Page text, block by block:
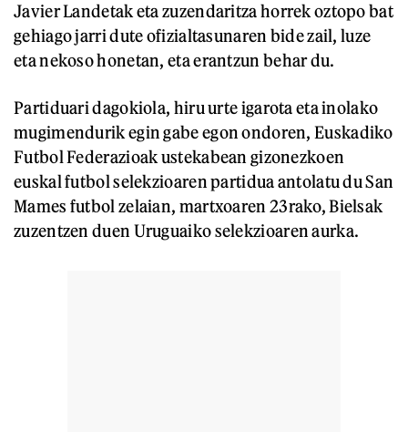
Javier Landetak eta zuzendaritza horrek oztopo bat
gehiago jarri dute ofizialtasunaren bide zail, luze
eta nekoso honetan, eta erantzun behar du.
Partiduari dagokiola, hiru urte igarota eta inolako
mugimendurik egin gabe egon ondoren, Euskadiko
Futbol Federazioak ustekabean gizonezkoen
euskal futbol selekzioaren partidua antolatu du San
Mames futbol zelaian, martxoaren 23rako, Bielsak
zuzentzen duen Uruguaiko selekzioaren aurka.